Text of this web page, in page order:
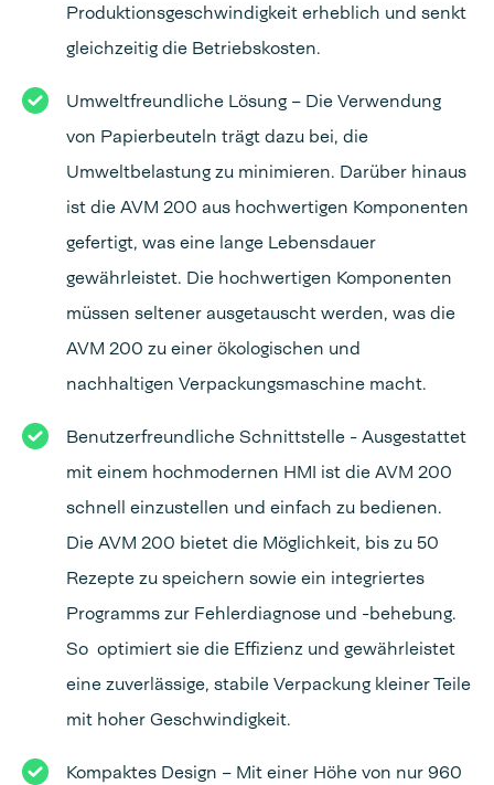
Produktionsgeschwindigkeit erheblich und senkt
gleichzeitig die Betriebskosten.
Umweltfreundliche Lösung – Die Verwendung
von Papierbeuteln trägt dazu bei, die
Umweltbelastung zu minimieren. Darüber hinaus
ist die AVM 200 aus hochwertigen Komponenten
gefertigt, was eine lange Lebensdauer
gewährleistet. Die hochwertigen Komponenten
müssen seltener ausgetauscht werden, was die
AVM 200 zu einer ökologischen und
nachhaltigen Verpackungsmaschine macht.
Benutzerfreundliche Schnittstelle - Ausgestattet
mit einem hochmodernen HMI ist die AVM 200
schnell einzustellen und einfach zu bedienen.
Die AVM 200 bietet die Möglichkeit, bis zu 50
Rezepte zu speichern sowie ein integriertes
Programms zur Fehlerdiagnose und -behebung.
So optimiert sie die Effizienz und gewährleistet
eine zuverlässige, stabile Verpackung kleiner Teile
mit hoher Geschwindigkeit.
Kompaktes Design – Mit einer Höhe von nur 960